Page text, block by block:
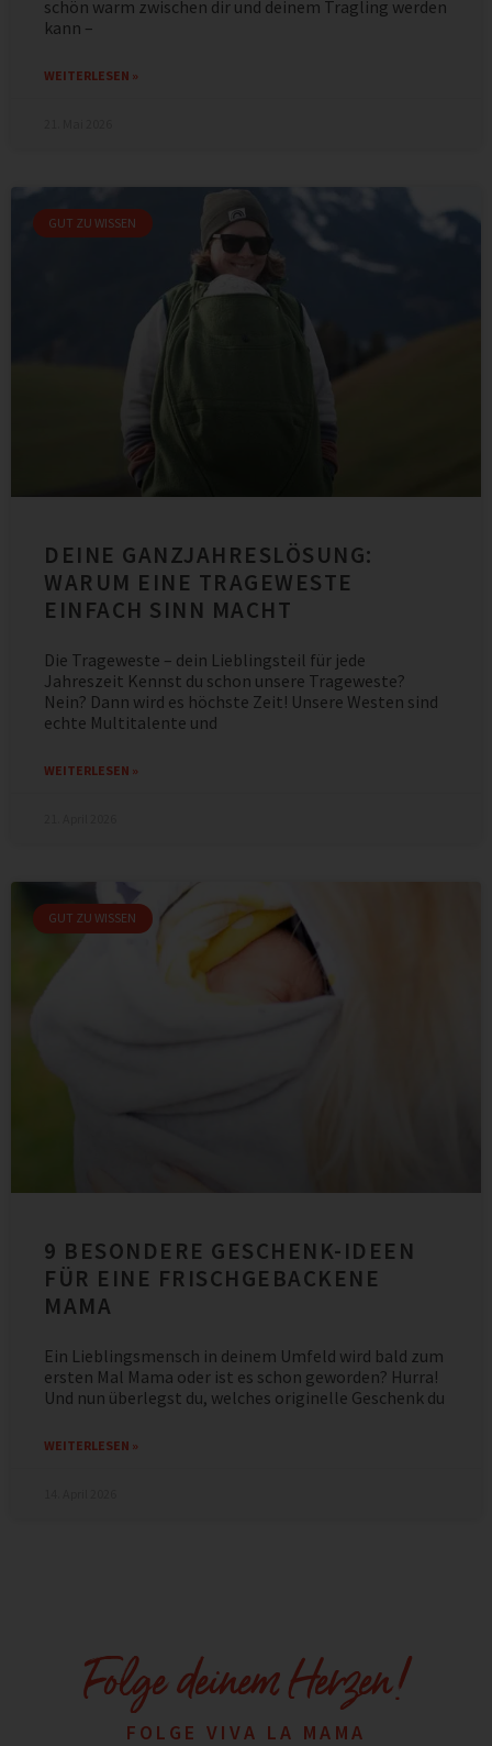
schön warm zwischen dir und deinem Tragling werden
kann –
WEITERLESEN »
GUT ZU WISSEN
DEINE GANZJAHRESLÖSUNG:
WARUM EINE TRAGEWESTE
EINFACH SINN MACHT
Die Trageweste – dein Lieblingsteil für jede
Jahreszeit Kennst du schon unsere Trageweste?
Nein? Dann wird es höchste Zeit! Unsere Westen sind
echte Multitalente und
WEITERLESEN »
GUT ZU WISSEN
9 BESONDERE GESCHENK-IDEEN
FÜR EINE FRISCHGEBACKENE
MAMA
Ein Lieblingsmensch in deinem Umfeld wird bald zum
ersten Mal Mama oder ist es schon geworden? Hurra!
Und nun überlegst du, welches originelle Geschenk du
WEITERLESEN »
Folge deinem Herzen!
FOLGE VIVA LA MAMA